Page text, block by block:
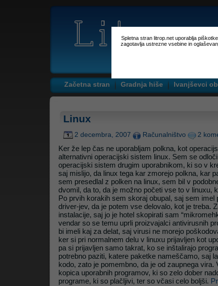
Spletna stran litrop.net uporablja
zagotavlja ustrezne vsebine in
Litrop.net
Začetna stran Gradnja hiše Ivanjševci
Linux
2 decembra, 2007 Računalništvo 2
Ker že lep čas ne uporabljam polkna, kot
alternativni operacijski sistem linux. Sem se
operacijski sistem drugim uporabnikom, ki so v
saj mislijo, da linux tega kar zmorejo polkna, kar
sem presedlal z polken na linux, sem bil v
dvomil, da to, da je možno početi vse to v linuxu,
Po prvih korakih sem skoraj obupal, saj sem
driver-jev, da je potem vse delovalo, kot je treba.
instalacije, saj jo je hotel skopirati sam
vendar so se temu uprli proizvajalci antivirusnih
bi imeli kaj za delat, saj virusi ne morejo
ker si pri normalnem delu v linuxu prijavljen kot
pa si prijavljen samo takrat, ko se inštalirajo
potrebno paziti, katere paketke nameščamo, saj
kodo, zato je pomembno, da je od zaupnega vira.
kopica uporabnih programov, ki so zelo dober
programe, ki so plačljivi, ter so včasi celo boljši.